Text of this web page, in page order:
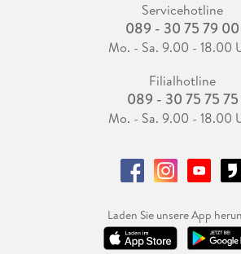
Servicehotline
089 - 30 75 79 00
Mo. - Sa. 9.00 - 18.00
Filialhotline
089 - 30 75 75 75
Mo. - Sa. 9.00 - 18.00
Laden Sie unsere App